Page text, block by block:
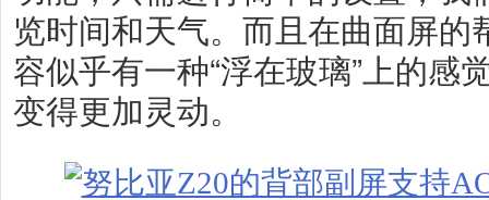
览时间和天气。而且在曲面屏
容似乎有一种“浮在玻璃”上的感
变得更加灵动。